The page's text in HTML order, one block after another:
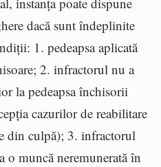
dacă sunt îndeplinite
1. pedeapsa aplicată
2. infractorul nu a
la pedeapsa închisorii
cazurilor de reabilitare
din culpă); 3. infractorul
o muncă neremunerată în